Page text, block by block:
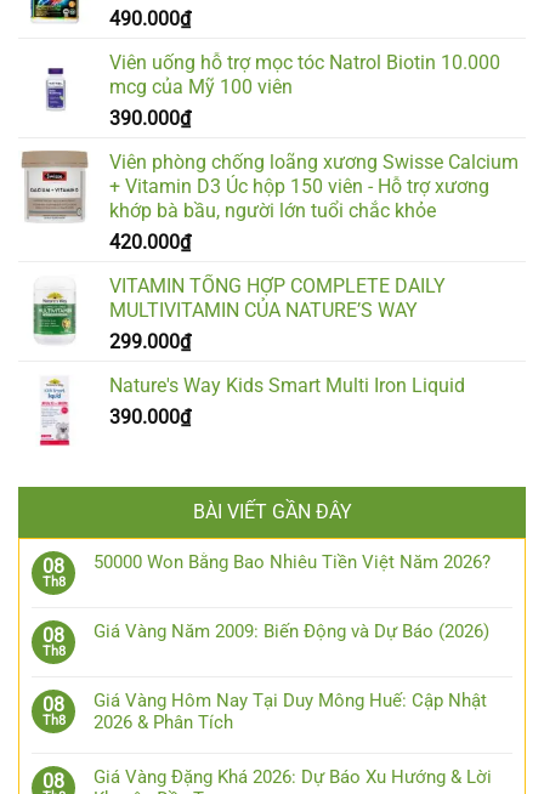
490.000₫
Viên uống hỗ trợ mọc tóc Natrol Biotin 10.000
mcg của Mỹ 100 viên
390.000₫
Viên phòng chống loãng xương Swisse Calcium
+ Vitamin D3 Úc hộp 150 viên - Hỗ trợ xương
khớp bà bầu, người lớn tuổi chắc khỏe
420.000₫
VITAMIN TỔNG HỢP COMPLETE DAILY
MULTIVITAMIN CỦA NATURE’S WAY
299.000₫
Nature's Way Kids Smart Multi Iron Liquid
390.000₫
BÀI VIẾT GẦN ĐÂY
08
Th8
50000 Won Bằng Bao Nhiêu Tiền Việt Năm 2026?
08
Th8
Giá Vàng Năm 2009: Biến Động và Dự Báo (2026)
08
Th8
Giá Vàng Hôm Nay Tại Duy Mông Huế: Cập Nhật
2026 & Phân Tích
08
Giá Vàng Đặng Khá 2026: Dự Báo Xu Hướng & Lời